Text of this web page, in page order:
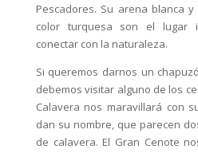
Pescadores. Su arena blanca
color turquesa son el lugar
conectar con la naturaleza.
Si queremos darnos un
debemos visitar alguno de los
Calavera nos maravillará con
dan su nombre, que parecen
de calavera. El Gran Cenote